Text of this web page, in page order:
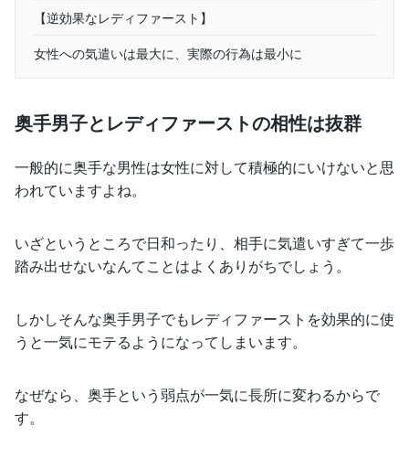
【逆効果なレディファースト】
女性への気遣いは最大に、実際の行為は最小に
奥手男子とレディファーストの相性は抜群
一般的に奥手な男性は女性に対して積極的にいけないと思
われていますよね。
いざというところで日和ったり、相手に気遣いすぎて一歩
踏み出せないなんてことはよくありがちでしょう。
しかしそんな奥手男子でもレディファーストを効果的に使
うと一気にモテるようになってしまいます。
なぜなら、奥手という弱点が一気に長所に変わるからで
す。